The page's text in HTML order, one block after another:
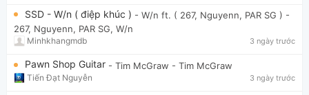
SSD - W/n ( điệp khúc ) - W/n ft. ( 267, Nguyenn, PAR SG ) -
267, Nguyenn, PAR SG, W/n
Minhkhangmdb 3 ngày trước
Pawn Shop Guitar - Tim McGraw - Tim McGraw
Tiến Đạt Nguyễn 3 ngày trước